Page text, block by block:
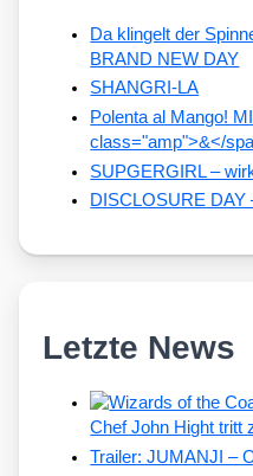
Da klingelt der
BRAND NEW DAY
SHANGRI-LA
Polenta al Mango!
class="amp">&</
SUPGERGIRL –
DISCLOSURE
Letzte News
Chef John Hight tritt
Trailer: JUMANJI –